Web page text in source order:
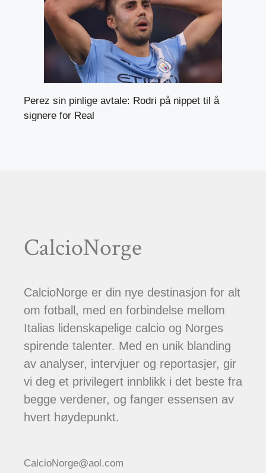
Perez sin pinlige avtale: Rodri på nippet til å
signere for Real
CalcioNorge
CalcioNorge er din nye destinasjon for alt
om fotball, med en forbindelse mellom
Italias lidenskapelige calcio og Norges
spirende talenter. Med en unik blanding
av analyser, intervjuer og reportasjer, gir
vi deg et privilegert innblikk i det beste fra
begge verdener, og fanger essensen av
hvert høydepunkt.
CalcioNorge@aol.com